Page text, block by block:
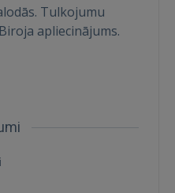
Tulkojumu
apliecinājums.